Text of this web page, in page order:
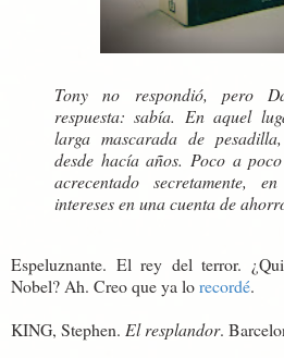
Tony no respondió, pero
respuesta: sabía. En aquel
larga mascarada de
desde hacía años. Poco a
acrecentado secretamente,
intereses en una cuenta de
Espeluznante. El rey del terror.
Nobel? Ah. Creo que ya lorecordé.
KING, Stephen. El resplandor.